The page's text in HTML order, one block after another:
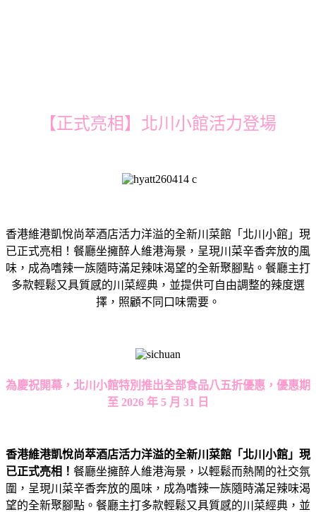
【正式亮相】北川小館活力登場
香港維港凱悅尚萃酒店活力洋溢的全新川菜館「北川小館」現
已正式亮相！餐廳坐擁醉人維港海景，呈現川菜辛香奔放的風
味，成為嗜辣一族隨時滿足辣味渴望的全新聚腳點。餐廳主打
多款輕鬆又具質感的川菜經典，並提供可自由調整的辣度選
擇，照顧不同口味需要。
為慶祝開幕，北川小館特別推出全部食品八五折優惠，優惠期
至 2026 年 5 月 31 日
香港維港凱悅尚萃酒店活力洋溢的全新川菜館「北川小館」現
已正式亮相！ 餐廳坐擁醉人維港海景，以輕鬆而熱鬧的社交氛
圍，呈現川菜辛香奔放的風味，成為嗜辣一族隨時滿足辣味渴
望的全新聚腳點。餐廳主打多款輕鬆又具質感的川菜經典，並